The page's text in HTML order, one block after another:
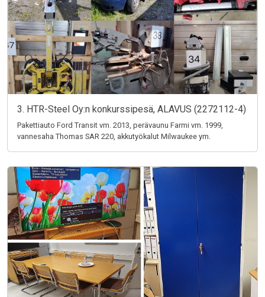
3. HTR-Steel Oy:n konkurssipesä, ALAVUS (2272112-4)
Pakettiauto Ford Transit vm. 2013, perävaunu Farmi vm. 1999,
vannesaha Thomas SAR 220, akkutyökalut Milwaukee ym.